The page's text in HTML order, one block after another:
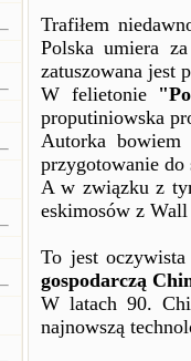
Trafiłem
Polska umiera
zatuszowana jest
W felietonie
proputiniowska
Autorka
przygotowanie
A w związku z
eskimosów z Wall
To jest
gospodarczą
W latach 90.
najnowszą